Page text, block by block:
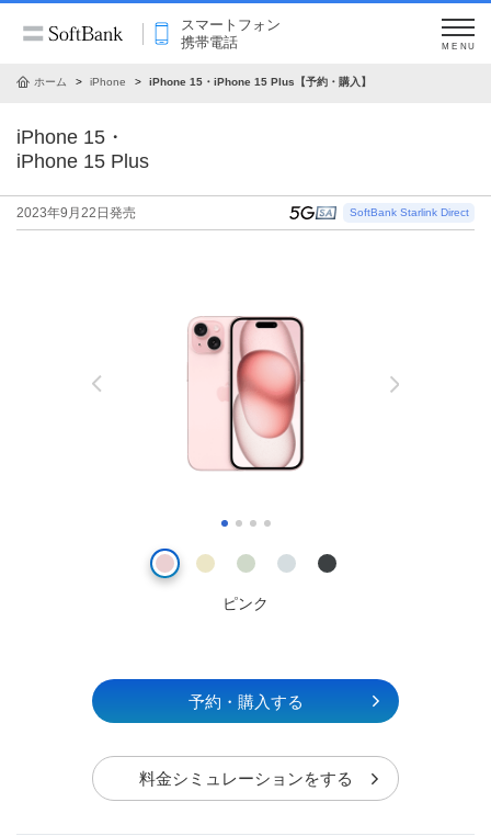
スマートフォン
携帯電話
MENU
ホーム iPhone iPhone 15・iPhone 15 Plus【予約・購入】
iPhone 15・
iPhone 15 Plus
2023年9月22日発売
ピンク
予約・購入する
料金シミュレーションをする